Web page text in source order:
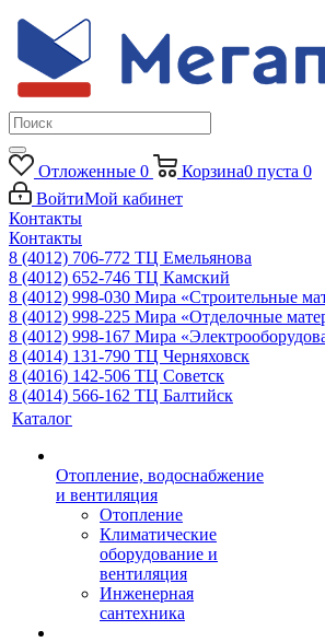
Отложенные 0 Корзина0 пуста 0
ВойтиМой кабинет
Контакты
Контакты
8 (4012) 706-772 ТЦ Емельянова
8 (4012) 652-746 ТЦ Камский
8 (4012) 998-030 Мира «Строительные
8 (4012) 998-225 Мира «Отделочные
8 (4012) 998-167 Мира
8 (4014) 131-790 ТЦ Черняховск
8 (4016) 142-506 ТЦ Советск
8 (4014) 566-162 ТЦ Балтийск
Каталог
Отопление, водоснабжение
и вентиляция
Отопление
Климатические
оборудование и
вентиляция
Инженерная
сантехника